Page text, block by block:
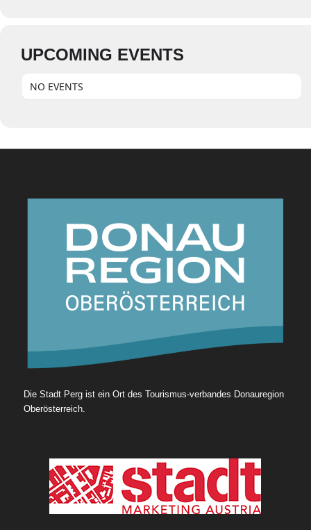
UPCOMING EVENTS
NO EVENTS
Die Stadt Perg ist ein Ort des Tourismus-verbandes Donauregion
Oberösterreich.